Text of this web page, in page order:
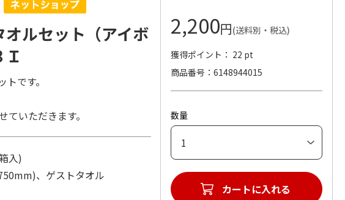
オルセット（アイボ
です。
いただきます。
入)
、ゲストタオル
2,200円(送料別・税込)
獲得ポイント： 22 pt
商品番号
6148944015
数量
カートに入れる